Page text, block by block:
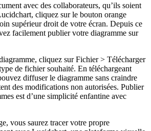
avec des collaborateurs, qu’ils soient
cliquez sur le bouton orange
supérieur droit de votre écran. Depuis ce
facilement publier votre diagramme sur
cliquez sur Fichier > Télécharger
de fichier souhaité. En téléchargeant
diffuser le diagramme sans craindre
des modifications non autorisées. Publier
est d’une simplicité enfantine avec
vous saurez tracer votre propre